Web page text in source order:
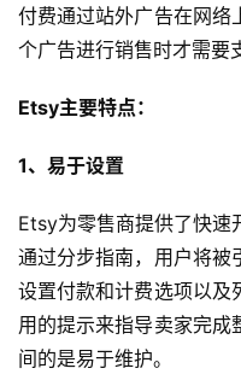
付费通过站外广告在网络
个广告进行销售时才需要
Etsy主要特点：
1、易于设置
Etsy为零售商提供了快速
通过分步指南，用户将被
设置付款和计费选项以及
用的提示来指导卖家完成
间的是易于维护。